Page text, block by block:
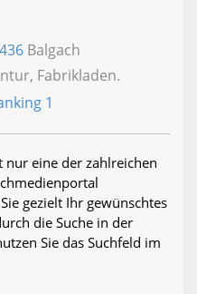
Balgach
Fabrikladen.
nur eine der zahlreichen
gezielt Ihr gewünschtes
die Suche in der
Sie das Suchfeld im